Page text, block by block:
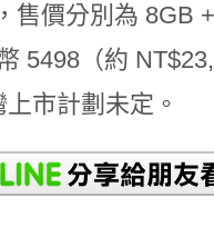
售價分別為 8GB
5498（約
市計劃未定。